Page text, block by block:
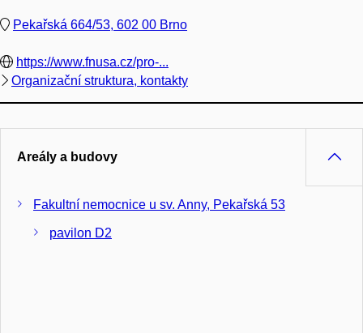
Pekařská 664/53, 602 00 Brno
https://www.fnusa.cz/pro-...
Organizační struktura, kontakty
Areály a budovy
Fakultní nemocnice u sv. Anny, Pekařská 53
pavilon D2